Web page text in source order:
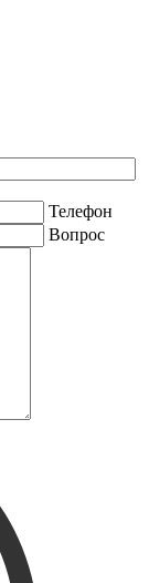
Телефон
Вопрос